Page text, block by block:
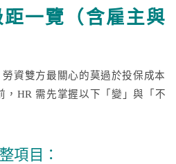
一覽（含雇主與
資雙方最關心的莫過於投保成本
，HR 需先掌握以下「變」與「不
項目：